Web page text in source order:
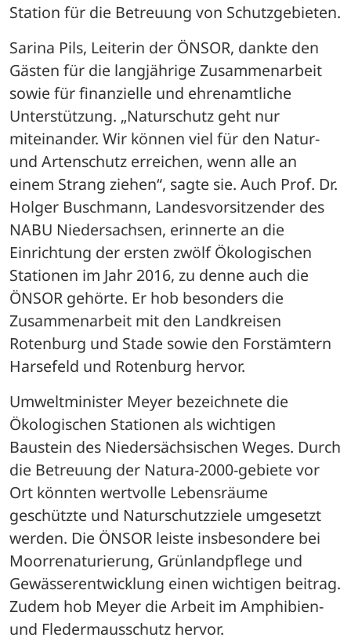
Station für die Betreuung von Schutzgebieten.
Sarina Pils, Leiterin der ÖNSOR, dankte den
Gästen für die langjährige Zusammenarbeit
sowie für finanzielle und ehrenamtliche
Unterstützung. „Naturschutz geht nur
miteinander. Wir können viel für den Natur-
und Artenschutz erreichen, wenn alle an
einem Strang ziehen“, sagte sie. Auch Prof. Dr.
Holger Buschmann, Landesvorsitzender des
NABU Niedersachsen, erinnerte an die
Einrichtung der ersten zwölf Ökologischen
Stationen im Jahr 2016, zu denne auch die
ÖNSOR gehörte. Er hob besonders die
Zusammenarbeit mit den Landkreisen
Rotenburg und Stade sowie den Forstämtern
Harsefeld und Rotenburg hervor.
Umweltminister Meyer bezeichnete die
Ökologischen Stationen als wichtigen
Baustein des Niedersächsischen Weges. Durch
die Betreuung der Natura-2000-gebiete vor
Ort könnten wertvolle Lebensräume
geschützte und Naturschutzziele umgesetzt
werden. Die ÖNSOR leiste insbesondere bei
Moorrenaturierung, Grünlandpflege und
Gewässerentwicklung einen wichtigen beitrag.
Zudem hob Meyer die Arbeit im Amphibien-
und Fledermausschutz hervor.